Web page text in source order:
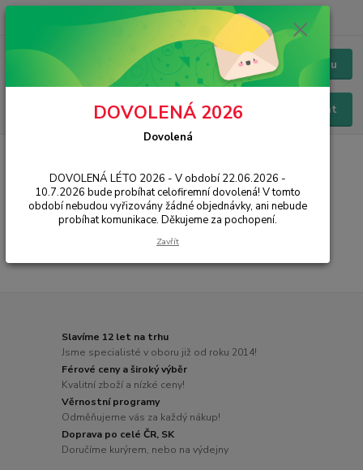
Menu
Hledat
Chat / Online podpora - 24/7
iPad Mini 4
Slavíme 12 let na trhu
Jsme specialisté v oboru již od roku 2014!
Férové ceny a široký výběr
Kvalitní zboží a nízké ceny!
Věrnostní programy
Odměňujeme vás za každý nákup!
Doprava po celé ČR, SK
Doručíme kurýrem, nebo na výdejny
DOVOLENÁ 2026
Dovolená
DOVOLENÁ LÉTO 2026 - V období 22.06.2026 -
10.7.2026 bude probíhat celofiremní dovolená! V tomto
období nebudou vyřizovány žádné objednávky, ani nebude
probíhat komunikace. Děkujeme za pochopení.
Zavřít